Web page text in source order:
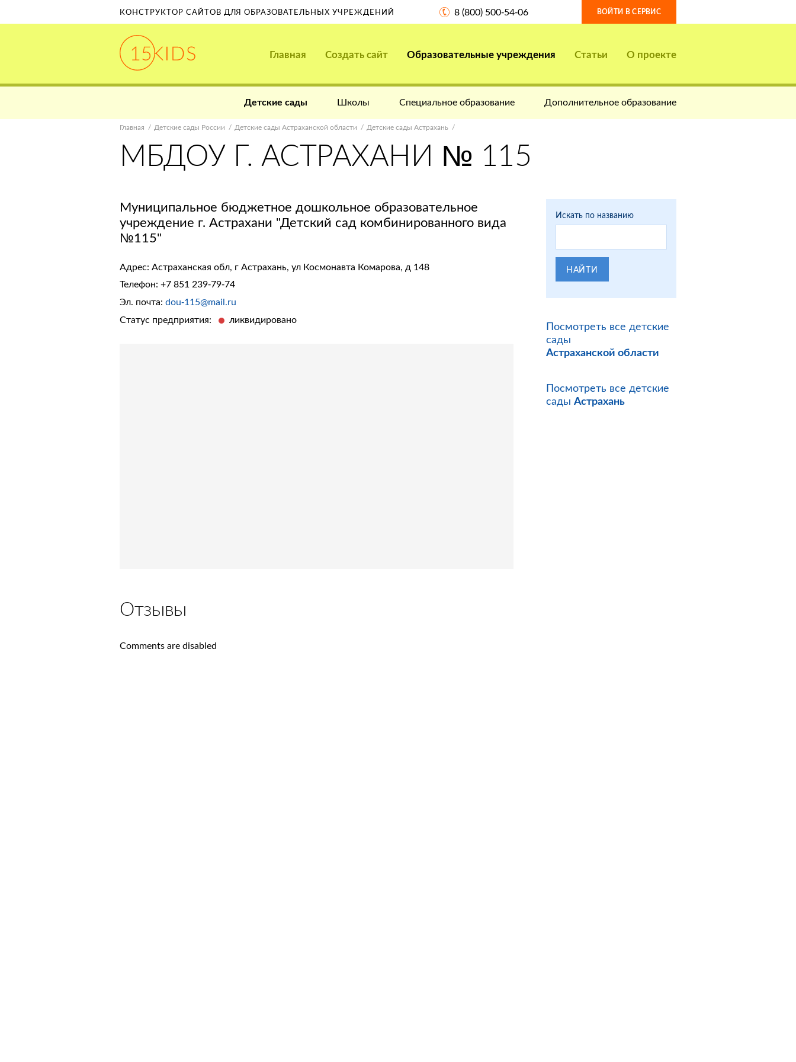
КОНСТРУКТОР САЙТОВ ДЛЯ ОБРАЗОВАТЕЛЬНЫХ УЧРЕЖДЕНИЙ 8 (800) 500-54-06 ВОЙТИ В СЕРВИС
Главная Создать сайт Образовательные учреждения Статьи О проекте
Детские сады Школы Специальное образование Дополнительное образование
Главная Детские сады России Детские сады Астраханской области Детские сады Астрахань
МБДОУ Г. АСТРАХАНИ № 115
Муниципальное бюджетное дошкольное образовательное
учреждение г. Астрахани "Детский сад комбинированного вида
№115"
Адрес: Астраханская обл, г Астрахань, ул Космонавта Комарова, д 148
Телефон: +7 851 239-79-74
Эл. почта: dou-115@mail.ru
Статус предприятия:
ликвидировано
Отзывы
Comments are disabled
Искать по названию
НАЙТИ
Посмотреть все детские
сады
Астраханской области
Посмотреть все детские
сады Астрахань